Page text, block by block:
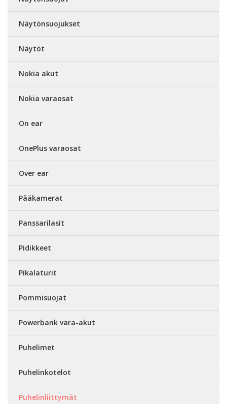
Näytönsuojukset
Näytöt
Nokia akut
Nokia varaosat
On ear
OnePlus varaosat
Over ear
Pääkamerat
Panssarilasit
Pidikkeet
Pikalaturit
Pommisuojat
Powerbank vara-akut
Puhelimet
Puhelinkotelot
Puhelinliittymät